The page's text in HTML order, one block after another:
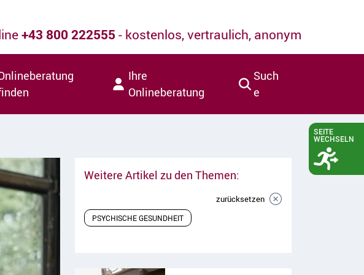
+43 800 222555 - kostenlos, vertraulich, anonym
Ihre
Onlineberatung
Such
e
Weitere Artikel zu den Themen:
PSYCHISCHE GESUNDHEIT
zurücksetzen
SEITE
WECHSELN